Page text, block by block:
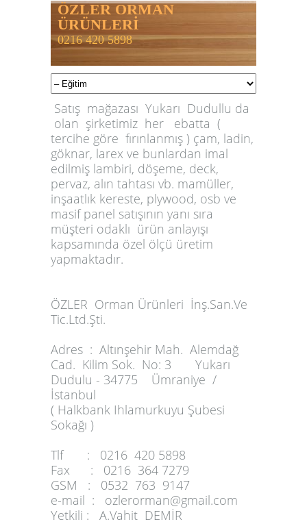
ÖZLER ORMAN
ÜRÜNLERİ
0216 420 5898
Satış mağazası Yukarı Dudullu da
olan şirketimiz her ebatta (
tercihe göre fırınlanmış ) çam, ladin,
göknar, larex ve bunlardan imal
edilmiş lambiri, döşeme, deck,
pervaz, alın tahtası vb. mamüller,
inşaatlık kereste, plywood, osb ve
masif panel satışının yanı sıra
müşteri odaklı ürün anlayışı
kapsamında özel ölçü üretim
yapmaktadır.
ÖZLER Orman Ürünleri İnş.San.Ve
Tic.Ltd.Şti.
Adres : Altınşehir Mah. Alemdağ
Cad. Kilim Sok. No: 3 Yukarı
Dudulu - 34775 Ümraniye /
İstanbul
( Halkbank Ihlamurkuyu Şubesi
Sokağı )
Tlf :
0216 420 5898
Fax :
0216 364 7279
GSM :
0532 763 9147
e-mail :
ozlerorman@gmail.com
Yetkili :
A.Vahit DEMİR